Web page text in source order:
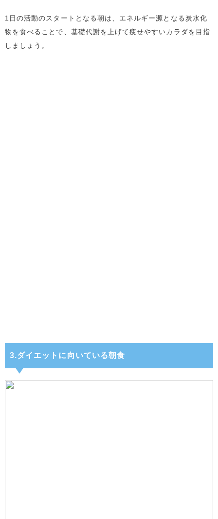
1日の活動のスタートとなる朝は、エネルギー源となる炭水化
物を食べることで、基礎代謝を上げて痩せやすいカラダを目指
しましょう。
3.ダイエットに向いている朝食